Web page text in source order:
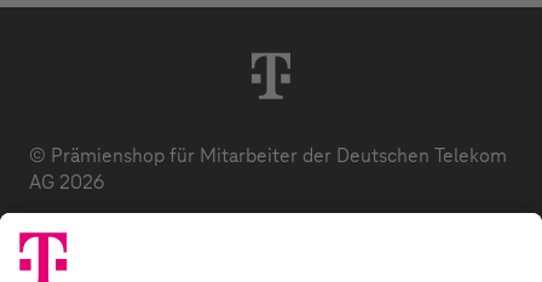
© Prämienshop für Mitarbeiter der Deutschen Telekom
AG 2026
Datenschutz